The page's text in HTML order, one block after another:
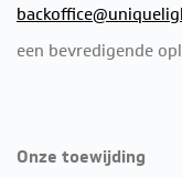
een bevredigende
Onze toewijding